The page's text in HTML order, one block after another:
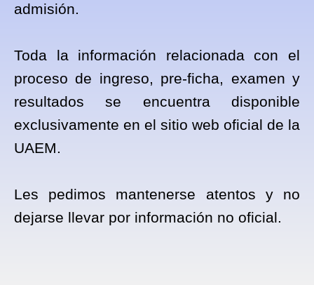
admisión.
Toda la información relacionada con el
proceso de ingreso, pre-ficha, examen y
resultados se encuentra disponible
exclusivamente en el sitio web oficial de la
UAEM.
Les pedimos mantenerse atentos y no
dejarse llevar por información no oficial.